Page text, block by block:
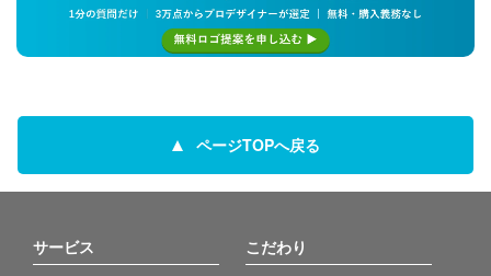
ページTOPへ戻る
サービス こだわり